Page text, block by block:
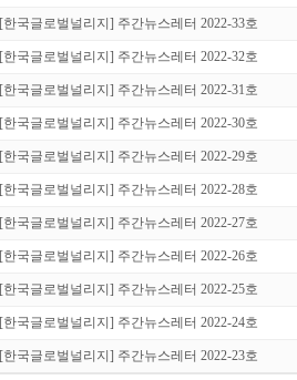
[한국글로벌널리지] 주간뉴스레터 2022-33호
[한국글로벌널리지] 주간뉴스레터 2022-32호
[한국글로벌널리지] 주간뉴스레터 2022-31호
[한국글로벌널리지] 주간뉴스레터 2022-30호
[한국글로벌널리지] 주간뉴스레터 2022-29호
[한국글로벌널리지] 주간뉴스레터 2022-28호
[한국글로벌널리지] 주간뉴스레터 2022-27호
[한국글로벌널리지] 주간뉴스레터 2022-26호
[한국글로벌널리지] 주간뉴스레터 2022-25호
[한국글로벌널리지] 주간뉴스레터 2022-24호
[한국글로벌널리지] 주간뉴스레터 2022-23호